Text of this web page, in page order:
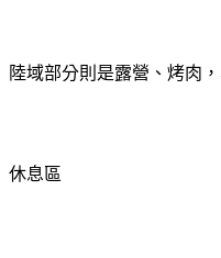
陸域部分則是露營、烤肉
休息區